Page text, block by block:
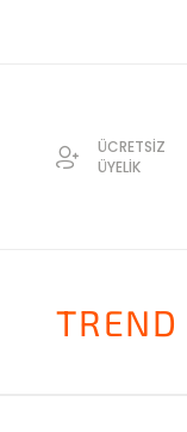
ÜCRETSİZ
ÜYELİK